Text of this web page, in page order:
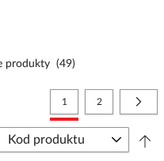
produkty (49)
Strona
Aktualnie czytasz stronę
1 Strona
2